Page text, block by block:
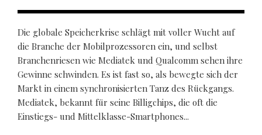
Die globale Speicherkrise schlägt mit voller Wucht auf
die Branche der Mobilprozessoren ein, und selbst
Branchenriesen wie Mediatek und Qualcomm sehen ihre
Gewinne schwinden. Es ist fast so, als bewegte sich der
Markt in einem synchronisierten Tanz des Rückgangs.
Mediatek, bekannt für seine Billigchips, die oft die
Einstiegs- und Mittelklasse-Smartphones...